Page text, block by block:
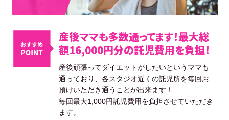
産後ママも多数通ってます！最大総
額16,000円分の託児費用を負担！
産後頑張ってダイエットがしたいというママも
通っており、各スタジオ近くの託児所を毎回お
預けいただき通うことが出来ます！
毎回最大1,000円託児費用を負担させていただき
ます。